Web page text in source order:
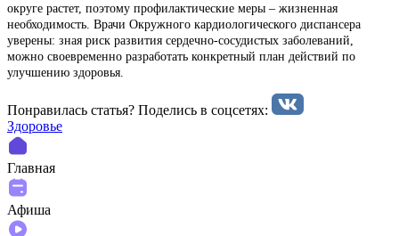
округе растет, поэтому профилактические меры – жизненная
необходимость. Врачи Окружного кардиологического диспансера
уверены: зная риск развития сердечно-сосудистых заболеваний,
можно своевременно разработать конкретный план действий по
улучшению здоровья.
Понравилась статья? Поделиcь в соцсетях:
Здоровье
Главная
Афиша